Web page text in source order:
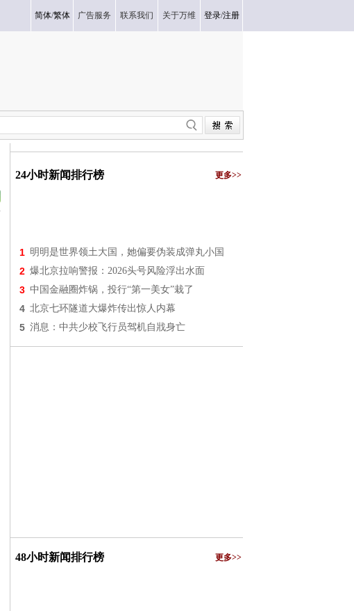
简体/繁体 广告服务 联系我们 关于万维 登录/注册
24小时新闻排行榜 更多>>
1 明明是世界领土大国，她偏要伪装成弹丸小国
2 爆北京拉响警报：2026头号风险浮出水面
3 中国金融圈炸锅，投行“第一美女”栽了
4 北京七环隧道大爆炸传出惊人内幕
5 消息：中共少校飞行员驾机自戕身亡
48小时新闻排行榜 更多>>